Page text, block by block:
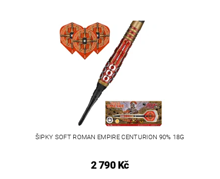
ŠIPKY SOFT ROMAN EMPIRE CENTURION 90% 18G
2 790 Kč